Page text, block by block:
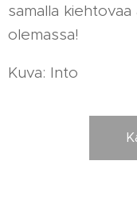
samalla
olemassa!
Kuva: Into